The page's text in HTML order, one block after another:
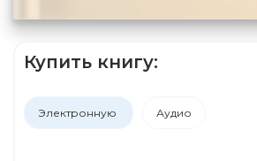
Купить книгу:
Электронную Аудио